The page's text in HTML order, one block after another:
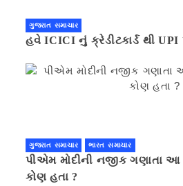
ગુજરાત સમાચાર
હવે ICICI નું ક્રેડીટકાર્ડ થી
ગુજરાત સમાચાર ભારત સમાચાર
પીએમ મોદીની નજીક ગણાતા આ
કોણ હતા ?